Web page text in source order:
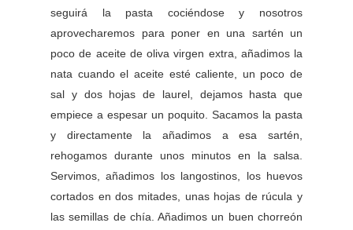
seguirá la pasta cociéndose y nosotros
aprovecharemos para poner en una sartén un
poco de aceite de oliva virgen extra, añadimos la
nata cuando el aceite esté caliente, un poco de
sal y dos hojas de laurel, dejamos hasta que
empiece a espesar un poquito. Sacamos la pasta
y directamente la añadimos a esa sartén,
rehogamos durante unos minutos en la salsa.
Servimos, añadimos los langostinos, los huevos
cortados en dos mitades, unas hojas de rúcula y
las semillas de chía. Añadimos un buen chorreón